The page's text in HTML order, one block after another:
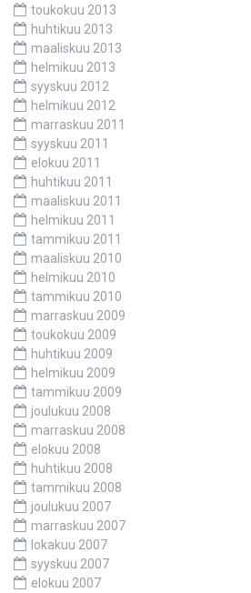
toukokuu 2013
huhtikuu 2013
maaliskuu 2013
helmikuu 2013
syyskuu 2012
helmikuu 2012
marraskuu 2011
syyskuu 2011
elokuu 2011
huhtikuu 2011
maaliskuu 2011
helmikuu 2011
tammikuu 2011
maaliskuu 2010
helmikuu 2010
tammikuu 2010
marraskuu 2009
toukokuu 2009
huhtikuu 2009
helmikuu 2009
tammikuu 2009
joulukuu 2008
marraskuu 2008
elokuu 2008
huhtikuu 2008
tammikuu 2008
joulukuu 2007
marraskuu 2007
lokakuu 2007
syyskuu 2007
elokuu 2007